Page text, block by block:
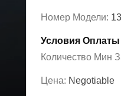
Номер Модели:
Условия Оплаты
Количество Мин
Цена: Negotiable